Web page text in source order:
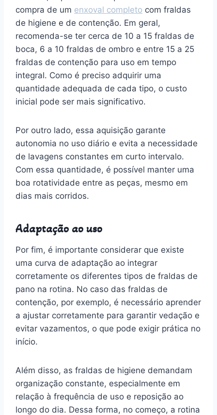
compra de um enxoval completo com fraldas
de higiene e de contenção. Em geral,
recomenda-se ter cerca de 10 a 15 fraldas de
boca, 6 a 10 fraldas de ombro e entre 15 a 25
fraldas de contenção para uso em tempo
integral. Como é preciso adquirir uma
quantidade adequada de cada tipo, o custo
inicial pode ser mais significativo.
Por outro lado, essa aquisição garante
autonomia no uso diário e evita a necessidade
de lavagens constantes em curto intervalo.
Com essa quantidade, é possível manter uma
boa rotatividade entre as peças, mesmo em
dias mais corridos.
Adaptação ao uso
Por fim, é importante considerar que existe
uma curva de adaptação ao integrar
corretamente os diferentes tipos de fraldas de
pano na rotina. No caso das fraldas de
contenção, por exemplo, é necessário aprender
a ajustar corretamente para garantir vedação e
evitar vazamentos, o que pode exigir prática no
início.
Além disso, as fraldas de higiene demandam
organização constante, especialmente em
relação à frequência de uso e reposição ao
longo do dia. Dessa forma, no começo, a rotina